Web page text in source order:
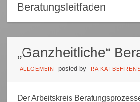
Beratungsleitfaden
„Ganzheitliche“
ALLGEMEIN posted by RA KAI BEHRENS
Der Arbeitskreis